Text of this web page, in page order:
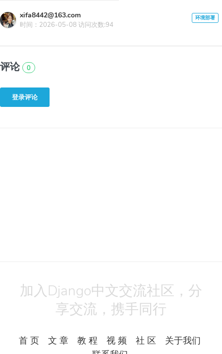
xifa8442@163.com
时间：2026-05-08 访问次数:94
评论 0
登录评论
加入Django中文交流社区，分
享交流，携手同行
首 页 文 章 教 程 视 频 社 区
关于我们